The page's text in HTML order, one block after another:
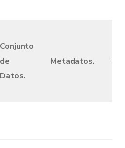
Conjunto
de
Datos.
Metadatos.